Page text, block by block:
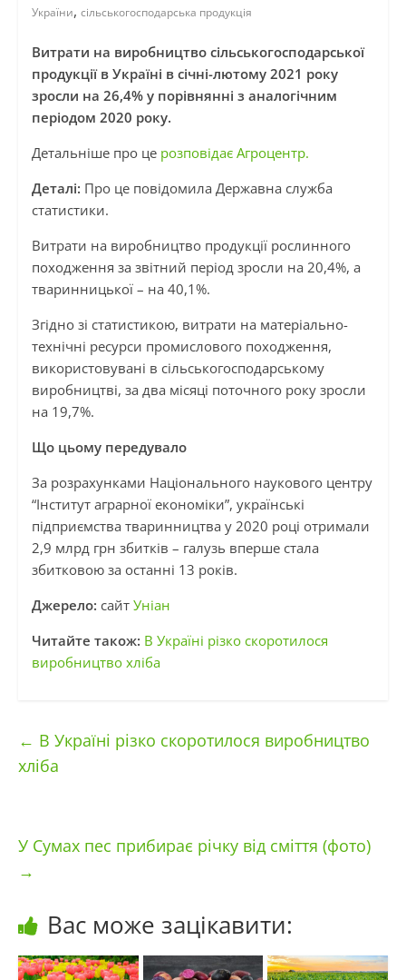
України, сільськогосподарська продукція
Витрати на виробництво сільськогосподарської
продукції в Україні в січні-лютому 2021 року
зросли на 26,4% у порівнянні з аналогічним
періодом 2020 року.
Детальніше про це розповідає Агроцентр.
Деталі: Про це повідомила Державна служба
статистики.
Витрати на виробництво продукції рослинного
походження за звітний період зросли на 20,4%, а
тваринницької – на 40,1%.
Згідно зі статистикою, витрати на матеріально-
технічні ресурси промислового походження,
використовувані в сільськогосподарському
виробництві, за два місяці поточного року зросли
на 19,7%.
Що цьому передувало
За розрахунками Національного наукового центру
“Інститут аграрної економіки”, українські
підприємства тваринництва у 2020 році отримали
2,9 млрд грн збитків – галузь вперше стала
збитковою за останні 13 років.
Джерело: сайт Уніан
Читайте також: В Україні різко скоротилося
виробництво хліба
← В Україні різко скоротилося виробництво
хліба
У Сумах пес прибирає річку від сміття (фото)
→
Вас може зацікавити: